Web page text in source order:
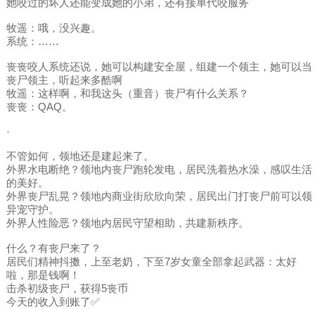
她咬过的坏人还能变成她的小弟，还有接单代咬服务
牧遥：哦，没兴趣。
系统：……
丧丧咬人系统还说，她可以构建安全屋，组建一个领主，她可以当
丧尸领主，听起来多酷啊
牧遥：这样啊，和我这头（重音）丧尸有什么关系？
丧丧：QAQ。
·
不管如何，领地还是建起来了。
外界水电断绝？领地内丧尸跑轮发电，居民洗着热水澡，感叹生活
的美好。
外界丧尸乱晃？领地内商业街欣欣向荣，居民出门打丧尸前可以领
异宠守护。
外界人性险恶？领地内居民守望相助，共建新秩序。
什么？有丧尸来了？
居民们精神抖擞，上至老奶，下至7岁女童全部拿起武器：太好
啦，那是钱啊！
击杀初级丧尸，获得5丧币
今天的收入到账了✅